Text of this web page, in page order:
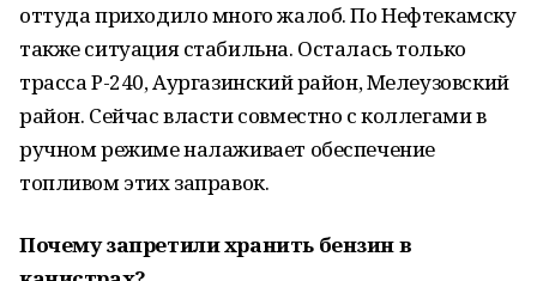
оттуда приходило много жалоб. По Нефтекамску
также ситуация стабильна. Осталась только
трасса Р-240, Аургазинский район, Мелеузовский
район. Сейчас власти совместно с коллегами в
ручном режиме налаживает обеспечение
топливом этих заправок.
Почему запретили хранить бензин в